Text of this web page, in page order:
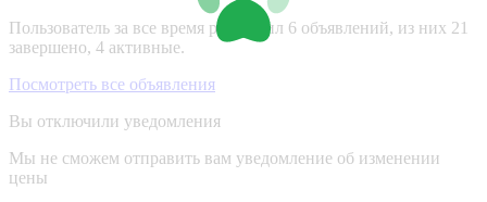
Пользователь за все время разместил 6 объявлений, из них 21
завершено, 4 активные.
Посмотреть все объявления
Вы отключили уведомления
Мы не сможем отправить вам уведомление об изменении
цены